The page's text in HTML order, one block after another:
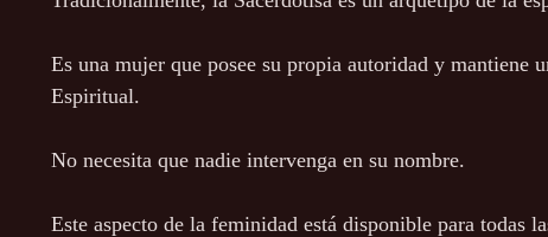
Es una mujer que posee su propia autoridad y mantiene
Espiritual.
No necesita que nadie intervenga en su nombre.
Este aspecto de la feminidad está disponible para todas